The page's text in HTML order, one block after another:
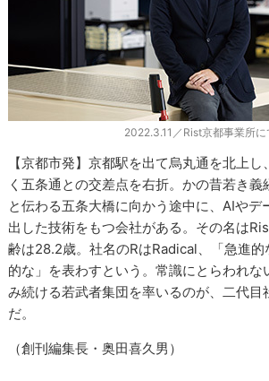
2022.3.11／Rist京都事業所に
【京都市発】京都駅を出て烏丸通を北上
く五条通との交差点を右折。かの昔若き義
と伝わる五条大橋に向かう途中に、AIやデ
出した技術をもつ会社がある。その名は
齢は28.2歳。社名のRはRadical、「急進的
的な」を表わすという。常識にとらわれな
み続ける若武者集団を率いるのが、二代目
だ。
（創刊編集長・奥田喜久男）